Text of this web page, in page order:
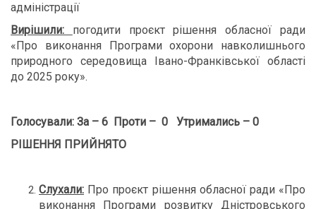
адміністрації
Вирішили: погодити проєкт рішення обласної ради
«Про виконання Програми охорони навколишнього
природного середовища Івано-Франківської області
до 2025 року».
Голосували: За – 6 Проти – 0 Утримались – 0
РІШЕННЯ ПРИЙНЯТО
Слухали: Про проєкт рішення обласної ради «Про
виконання Програми розвитку Дністровського